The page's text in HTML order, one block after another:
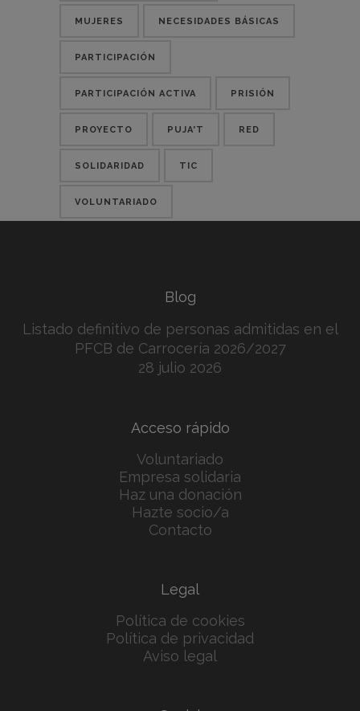
MUJERES NECESIDADES BÁSICAS
PARTICIPACIÓN
PARTICIPACIÓN ACTIVA PRISIÓN
PROYECTO PUJA'T RED
SOLIDARIDAD TIC
VOLUNTARIADO
Blog
Listado definitivo de personas admitidas en el
PFCB de Carrocería 2026/2027
28 julio 2026
Acceso rápido
Voluntariado
Empresa solidaria
Haz una donación
Hazte socio/a
Contacto
Legal
Política de cookies
Política de privacidad
Aviso legal